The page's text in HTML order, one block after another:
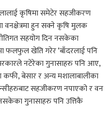
कृषिमा समेटेर सहजीकरण
वनक्षेत्रमा हुन सक्ने कृषि मुलक
सहयोग दिन नसकेका
फलफुल खेति गरेर ‘बाँदरलाई पनि
नटेरेका गुनासाहरु पनि आए,
बेसार र अन्य मशालाबालीका
सहजीकरण नपाएको र वन
गुनासाहरु पनि उत्तिकै